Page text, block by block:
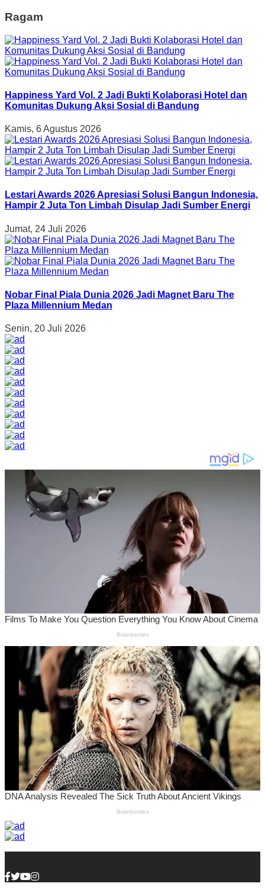
Ragam
Happiness Yard Vol. 2 Jadi Bukti Kolaborasi Hotel dan
Komunitas Dukung Aksi Sosial di Bandung
Kamis, 6 Agustus 2026
Lestari Awards 2026 Apresiasi Solusi Bangun Indonesia,
Hampir 2 Juta Ton Limbah Disulap Jadi Sumber Energi
Jumat, 24 Juli 2026
Nobar Final Piala Dunia 2026 Jadi Magnet Baru The
Plaza Millennium Medan
Senin, 20 Juli 2026